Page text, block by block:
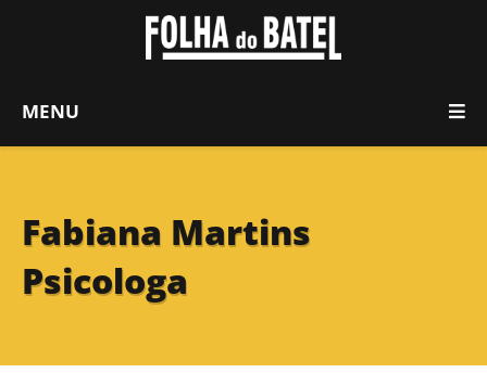
MENU
Fabiana Martins
Psicologa